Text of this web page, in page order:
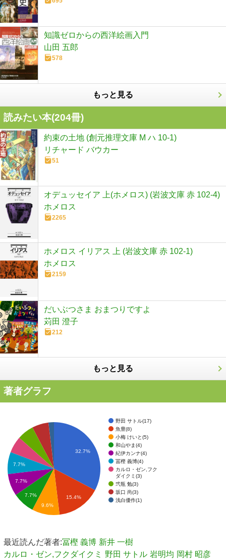
知識ゼロからの西洋絵画入門
山田 五郎
578
もっと見る
読みたい本(204冊)
約束の土地 (創元推理文庫 M ハ 10-1)
リチャード バウカー
51
オデュッセイア 上(ホメロス) (岩波文庫 赤 102-4)
ホメロス
2265
ホメロス イリアス 上 (岩波文庫 赤 102-1)
ホメロス
2159
だいぶつさま おまつりですよ
苅田 澄子
212
もっと見る
著者グラフ
野田 サトル(17)
魚豊(8)
小梅 けいと(5)
和山やま(4)
紀伊カンナ(4)
冨樫 義博(4)
カルロ・ゼン,フク
ダイクミ(3)
弐瓶 勉(3)
坂口 尚(3)
浅白優作(1)
32.7%
15.4%
7.7%
7.7%
7.7%
9.6%
最近読んだ著者:冨樫 義博 新井 一樹
カルロ・ゼン,フクダイクミ
野田 サトル 岩明均 岡村 昭彦